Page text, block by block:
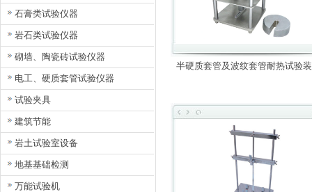
石膏类试验仪器
岩石类试验仪器
砌墙、陶瓷砖试验仪器
电工、硬质套管试验仪器
试验夹具
建筑节能
岩土试验室设备
地基基础检测
万能试验机
半硬质套管及波纹套管耐热试验